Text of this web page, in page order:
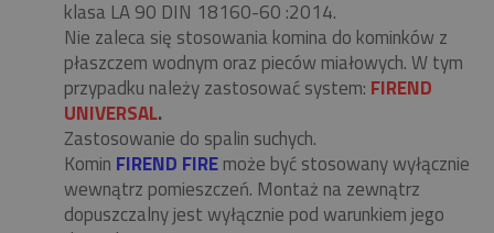
klasa LA 90 DIN 18160-60 :2014.
Nie zaleca się stosowania komina do kominków z
płaszczem wodnym oraz pieców miałowych. W tym
przypadku należy zastosować system: FIREND
UNIVERSAL.
Zastosowanie do spalin suchych.
Komin FIREND FIREmoże być stosowany wyłącznie
wewnątrz pomieszczeń. Montaż na zewnątrz
dopuszczalny jest wyłącznie pod warunkiem jego